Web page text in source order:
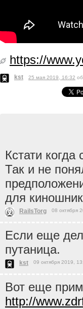
https://
kst 25 мая 2019, 16:32
Кстати
Так и не
для
RailsTorg 08 октября
Если еще
путаница.
kst 09 октября 2019,
Вот еще
http://